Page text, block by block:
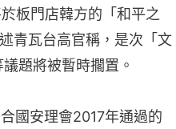
板門店韓方的「和平之
青瓦台高官稱，是次「文
題將被暫時擱置。
國安理會2017年通過的